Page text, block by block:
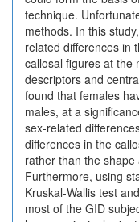
technique.
methods. In this
related differences in
callosal figures at the
descriptors and
found that females
males, at a
sex-related
differences in the
rather than the
Furthermore, using
Kruskal-Wallis test
most of the GID